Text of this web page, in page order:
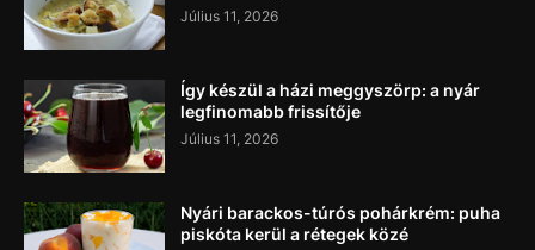
Július 11, 2026
Így készül a házi meggyszörp: a nyár
legfinomabb frissítője
Július 11, 2026
Nyári barackos-túrós pohárkrém: puha
piskóta kerül a rétegek közé